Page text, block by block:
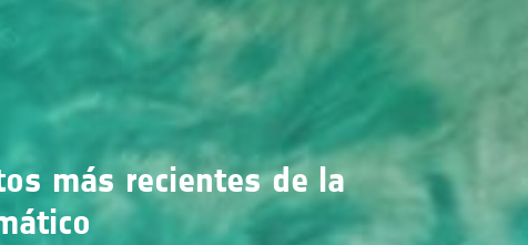
más recientes de la